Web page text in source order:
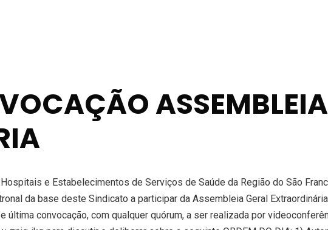
e Estabelecimentos de Serviços de Saúde da Região do São
da base deste Sindicato a participar da Assembleia Geral
última convocação, com qualquer quórum, a ser realizada por